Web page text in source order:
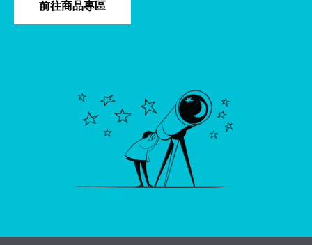
前往商品專區